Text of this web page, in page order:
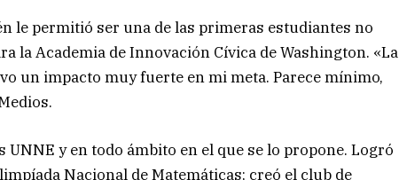
le permitió ser una de las primeras estudiantes no
la Academia de Innovación Cívica de Washington. «La
un impacto muy fuerte en mi meta. Parece mínimo,
y en todo ámbito en el que se lo propone. Logró
Nacional de Matemáticas; creó el club de